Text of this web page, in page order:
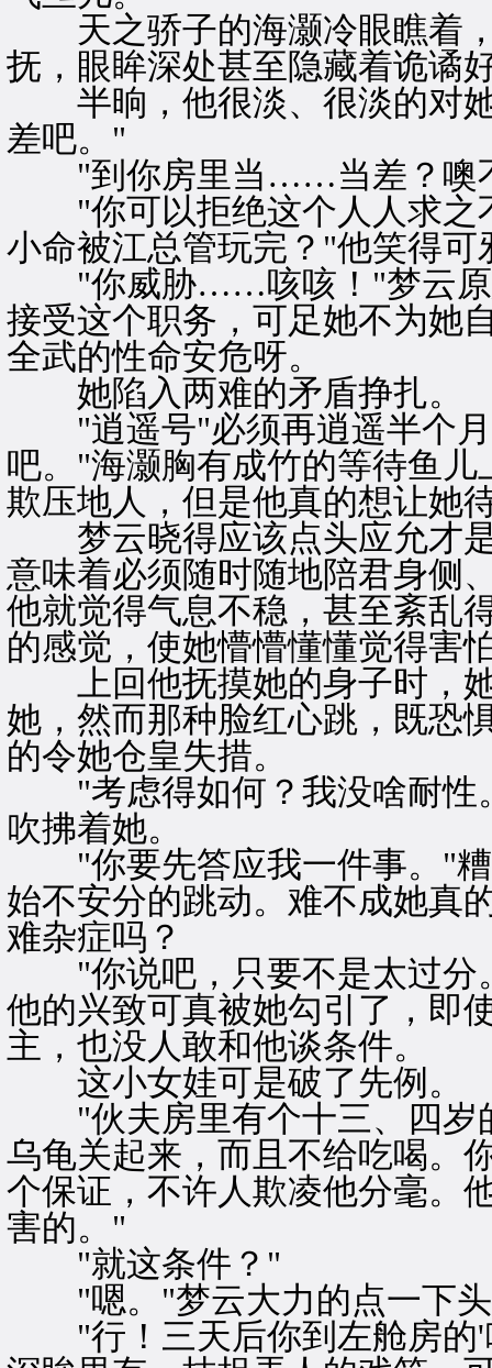
天之骄子的海灏冷眼瞧着，
抚，眼眸深处甚至隐藏着诡谲
半晌，他很淡、很淡的对她
差吧。"
"到你房里当……当差？噢不
"你可以拒绝这个人人求之
小命被江总管玩完？"他笑得可
"你威胁……咳咳！"梦云原
接受这个职务，可足她不为她
全武的性命安危呀。
她陷入两难的矛盾挣扎。
"逍遥号"必须再逍遥半个月
吧。"海灏胸有成竹的等待鱼
欺压地人，但是他真的想让她
梦云晓得应该点头应允才是
意味着必须随时随地陪君身侧
他就觉得气息不稳，甚至紊乱
的感觉，使她懵懵懂懂觉得害
上回他抚摸她的身子时，她
她，然而那种脸红心跳，既恐
的令她仓皇失措。
"考虑得如何？我没啥耐性
吹拂着她。
"你要先答应我一件事。"糟
始不安分的跳动。难不成她真
难杂症吗？
"你说吧，只要不是太过分
他的兴致可真被她勾引了，即
主，也没人敢和他谈条件。
这小女娃可是破了先例。
"伙夫房里有个十三、四岁
乌龟关起来，而且不给吃喝。
个保证，不许人欺凌他分毫。
害的。"
"就这条件？"
"嗯。"梦云大力的点一下头
"行！三天后你到左舱房的'